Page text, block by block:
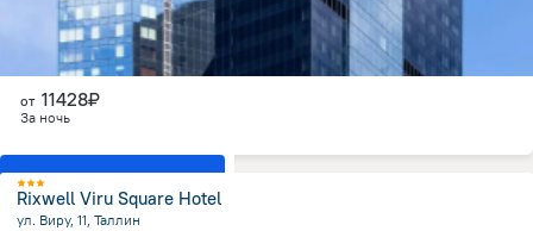
от 11428₽
За ночь
Показать все номера
Rixwell Viru Square Hotel
ул. Виру, 11, Таллин